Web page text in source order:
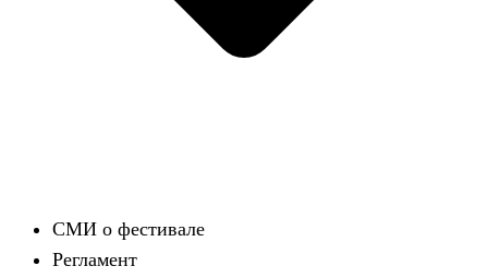
СМИ о фестивале
Регламент